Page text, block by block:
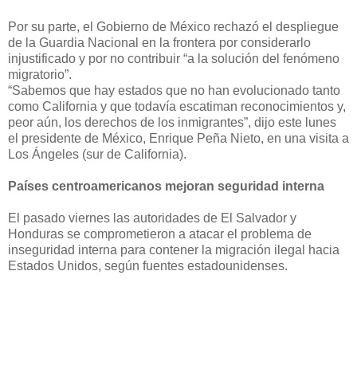
Por su parte, el Gobierno de México rechazó el despliegue
de la Guardia Nacional en la frontera por considerarlo
injustificado y por no contribuir “a la solución del fenómeno
migratorio”.
“Sabemos que hay estados que no han evolucionado tanto
como California y que todavía escatiman reconocimientos y,
peor aún, los derechos de los inmigrantes”, dijo este lunes
el presidente de México, Enrique Peña Nieto, en una visita a
Los Ángeles (sur de California).
Países centroamericanos mejoran seguridad interna
El pasado viernes las autoridades de El Salvador y
Honduras se comprometieron a atacar el problema de
inseguridad interna para contener la migración ilegal hacia
Estados Unidos, según fuentes estadounidenses.